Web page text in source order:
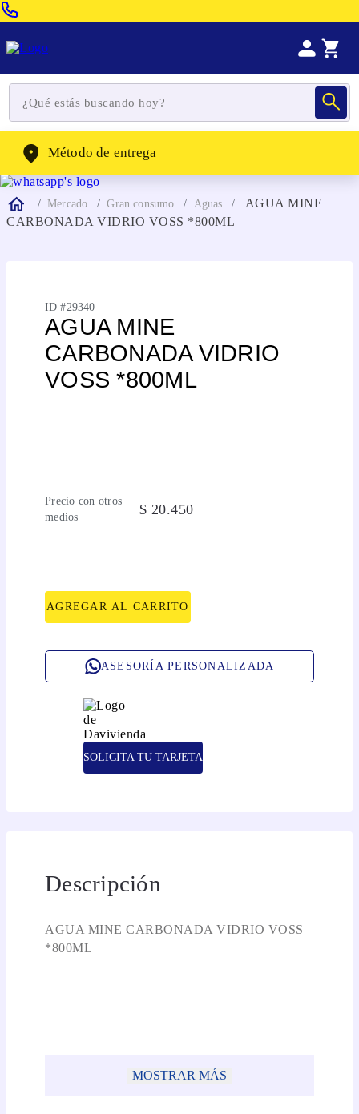
WhatsApp: (302) 262-4104
Método de entrega
Mercado Gran consumo Aguas
AGUA MINE
CARBONADA VIDRIO VOSS *800ML
ID #29340
AGUA MINE
CARBONADA VIDRIO
VOSS *800ML
Precio con otros
medios
$ 20.450
AGREGAR AL CARRITO
ASESORÍA PERSONALIZADA
SOLICITA TU TARJETA
Descripción
AGUA MINE CARBONADA VIDRIO VOSS
*800ML
MOSTRAR MÁS